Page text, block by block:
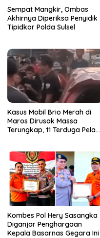
Sempat Mangkir, Ombas
Akhirnya Diperiksa Penyidik
Tipidkor Polda Sulsel
Kasus Mobil Brio Merah di
Maros Dirusak Massa
Terungkap, 11 Terduga Pelaku
Kombes Pol Hery Sasangka
Diganjar Penghargaan
Kepala Basarnas Gegara Ini